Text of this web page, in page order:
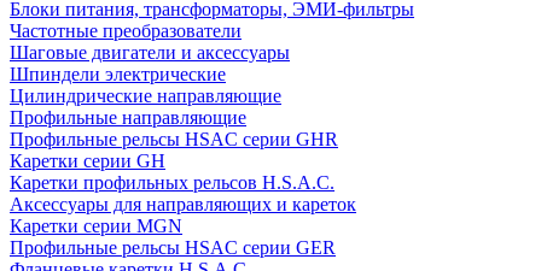
Блоки питания, трансформаторы, ЭМИ-фильтры
Частотные преобразователи
Шаговые двигатели и аксессуары
Шпиндели электрические
Цилиндрические направляющие
Профильные направляющие
Профильные рельсы HSAC серии GHR
Каретки серии GH
Каретки профильных рельсов H.S.A.C.
Аксессуары для направляющих и кареток
Каретки серии MGN
Профильные рельсы HSAC серии GER